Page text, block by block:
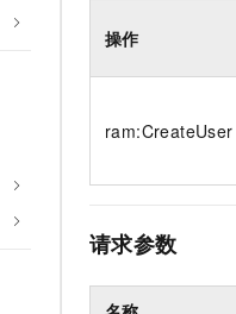
操作
ram:CreateUser
请求参数